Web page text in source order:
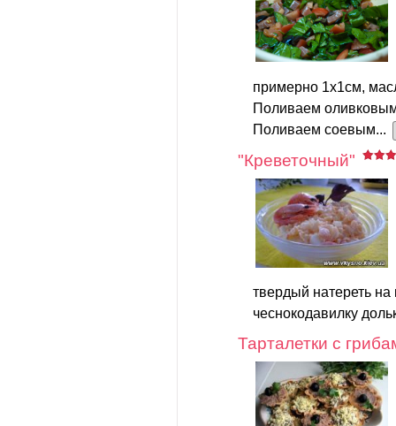
примерно 1х1см,
Поливаем
Поливаем соевым...
"Креветочный"
твердый натереть
чеснокодавилку
Тарталетки с